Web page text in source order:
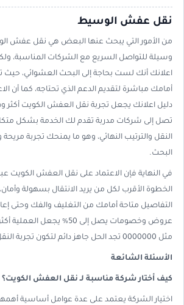
نقل عفش الوسيط
من الأمور التي يبحث عنها البعض هي نقل عفش
وسيلة للتواصل السريع مع الشركات المناسبة،
اعلانك أنك لست بحاجة إلى البحث العشوائي، حيث
أمامك مباشرة لتقديم الدعم الذي تحتاجه، كما أن
دليل اعلانك يجعل تجربة نقل العفش الكويت
تصل إلى شركات مدربة تقدم لك الخدمة بشكل
النقل والترتيب النهائي، وهو ما يمنحك تجربة
البحث.
في النهاية فإن الاعتماد على نقل العفش الكويت
الخطوة الأقرب لكل من يريد الانتقال بسهولة
التفاصيل متاحة أمامك من التغليف والفك وحتى
عروض وخصومات يصل إلى 50%
مثل 0000000 تجد الحل جاهز دائم لتكون تجربة النقل أسهل وهو ما تتوقع.
الأسئلة الشائعة
كيف أختار شركة مناسبة لـ نقل العفش الكويت؟
اختيار الشركة يعتمد على عدة عوامل أساسية